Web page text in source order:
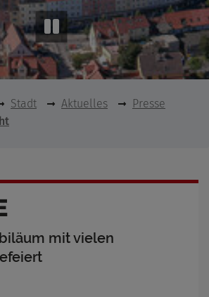
Stadt Aktuelles
Presse
mit vielen